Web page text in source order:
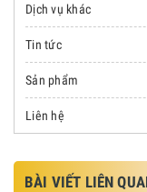
Dịch vụ khác
Tin tức
Sản phẩm
Liên hệ
BÀI VIẾT LIÊN